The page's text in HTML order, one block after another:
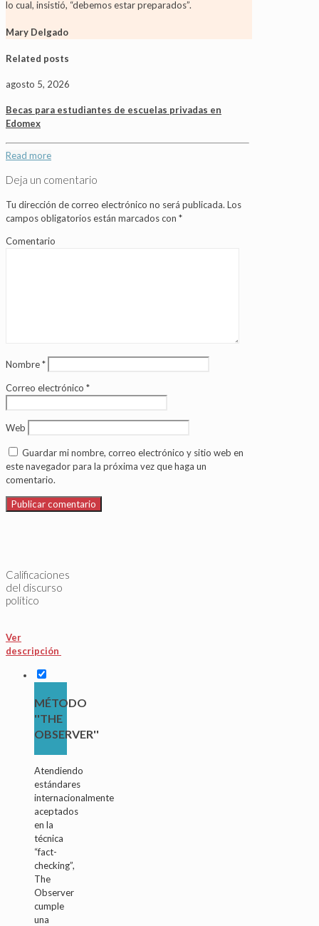
lo cual, insistió, “debemos estar preparados”.
Mary Delgado
Related posts
agosto 5, 2026
Becas para estudiantes de escuelas privadas en
Edomex
Read more
Deja un comentario
Tu dirección de correo electrónico no será publicada. Los
campos obligatorios están marcados con *
Comentario
Nombre*
Correo electrónico *
Web
Guardar mi nombre, correo electrónico y sitio web en
este navegador para la próxima vez que haga un
comentario.
Calificaciones
del discurso
político
Ver
descripción
MÉTODO
''THE
OBSERVER''
Atendiendo
estándares
internacionalmente
aceptados
en la
técnica
“fact-
checking”,
The
Observer
cumple
una